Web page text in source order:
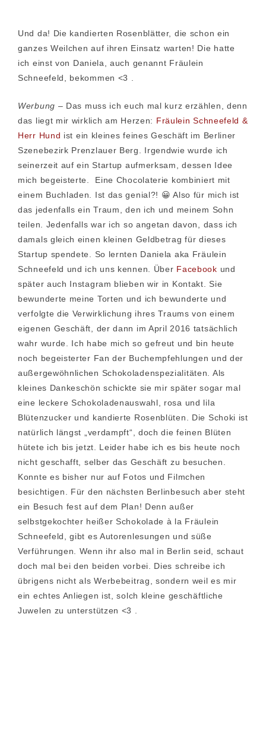
Und da! Die kandierten Rosenblätter, die schon ein
ganzes Weilchen auf ihren Einsatz warten! Die hatte
ich einst von Daniela, auch genannt Fräulein
Schneefeld, bekommen <3 .
Werbung – Das muss ich euch mal kurz erzählen, denn
das liegt mir wirklich am Herzen: Fräulein Schneefeld &
Herr Hund ist ein kleines feines Geschäft im Berliner
Szenebezirk Prenzlauer Berg. Irgendwie wurde ich
seinerzeit auf ein Startup aufmerksam, dessen Idee
mich begeisterte. Eine Chocolaterie kombiniert mit
einem Buchladen. Ist das genial?! 😀 Also für mich ist
das jedenfalls ein Traum, den ich und meinem Sohn
teilen. Jedenfalls war ich so angetan davon, dass ich
damals gleich einen kleinen Geldbetrag für dieses
Startup spendete. So lernten Daniela aka Fräulein
Schneefeld und ich uns kennen. Über Facebook und
später auch Instagram blieben wir in Kontakt. Sie
bewunderte meine Torten und ich bewunderte und
verfolgte die Verwirklichung ihres Traums von einem
eigenen Geschäft, der dann im April 2016 tatsächlich
wahr wurde. Ich habe mich so gefreut und bin heute
noch begeisterter Fan der Buchempfehlungen und der
außergewöhnlichen Schokoladenspezialitäten. Als
kleines Dankeschön schickte sie mir später sogar mal
eine leckere Schokoladenauswahl, rosa und lila
Blütenzucker und kandierte Rosenblüten. Die Schoki ist
natürlich längst „verdampft“, doch die feinen Blüten
hütete ich bis jetzt. Leider habe ich es bis heute noch
nicht geschafft, selber das Geschäft zu besuchen.
Konnte es bisher nur auf Fotos und Filmchen
besichtigen. Für den nächsten Berlinbesuch aber steht
ein Besuch fest auf dem Plan! Denn außer
selbstgekochter heißer Schokolade à la Fräulein
Schneefeld, gibt es Autorenlesungen und süße
Verführungen. Wenn ihr also mal in Berlin seid, schaut
doch mal bei den beiden vorbei. Dies schreibe ich
übrigens nicht als Werbebeitrag, sondern weil es mir
ein echtes Anliegen ist, solch kleine geschäftliche
Juwelen zu unterstützen <3 .